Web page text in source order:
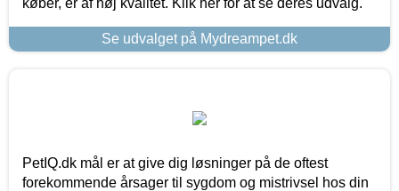
Se udvalget på Mydreampet.dk
PetIQ.dk mål er at give dig løsninger på de oftest
forekommende årsager til sygdom og mistrivsel hos din